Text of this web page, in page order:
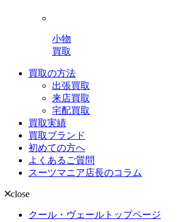
小物
買取
買取の方法
出張買取
来店買取
宅配買取
買取実績
買取ブランド
初めての方へ
よくあるご質問
スーツマニア店長のコラム
close
クール・ヴェールトップページ